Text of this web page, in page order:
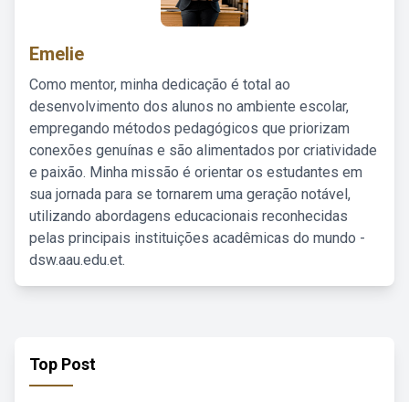
Emelie
Como mentor, minha dedicação é total ao
desenvolvimento dos alunos no ambiente escolar,
empregando métodos pedagógicos que priorizam
conexões genuínas e são alimentados por criatividade
e paixão. Minha missão é orientar os estudantes em
sua jornada para se tornarem uma geração notável,
utilizando abordagens educacionais reconhecidas
pelas principais instituições acadêmicas do mundo -
dsw.aau.edu.et.
Top Post